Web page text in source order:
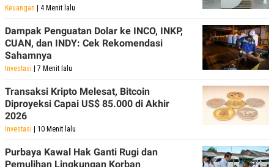
Keuangan | 4 Menit lalu
Dampak Penguatan Dolar ke INCO, INKP,
CUAN, dan INDY: Cek Rekomendasi
Sahamnya
Investasi | 7 Menit lalu
Transaksi Kripto Melesat, Bitcoin
Diproyeksi Capai US$ 85.000 di Akhir
2026
Investasi | 10 Menit lalu
Purbaya Kawal Hak Ganti Rugi dan
Pemulihan Lingkungan Korban